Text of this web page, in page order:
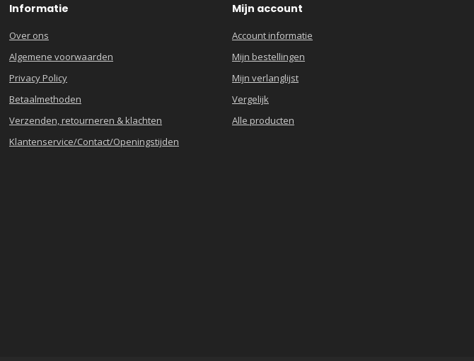
Informatie
Over ons
Algemene voorwaarden
Privacy Policy
Betaalmethoden
Verzenden, retourneren & klachten
Klantenservice/Contact/Openingstijden
Mijn account
Account informatie
Mijn bestellingen
Mijn verlanglijst
Vergelijk
Alle producten